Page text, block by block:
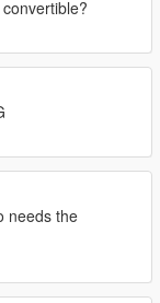
needs the